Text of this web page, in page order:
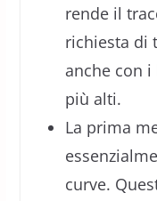
rende il
richiesta di
anche con
più alti.
La prima
curve.